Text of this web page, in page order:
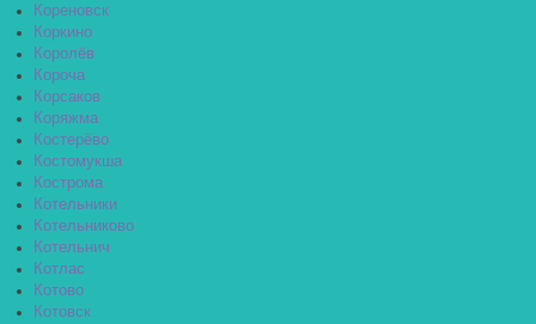
Кореновск
Коркино
Королёв
Короча
Корсаков
Коряжма
Костерёво
Костомукша
Кострома
Котельники
Котельниково
Котельнич
Котлас
Котово
Котовск